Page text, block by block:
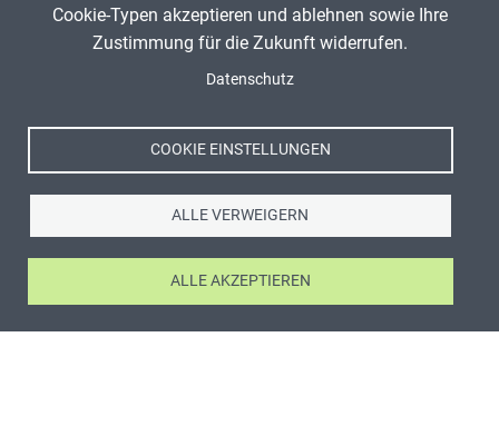
Cookie-Typen akzeptieren und ablehnen sowie Ihre
Zustimmung für die Zukunft widerrufen.
Datenschutz
COOKIE EINSTELLUNGEN
ALLE VERWEIGERN
ALLE AKZEPTIEREN